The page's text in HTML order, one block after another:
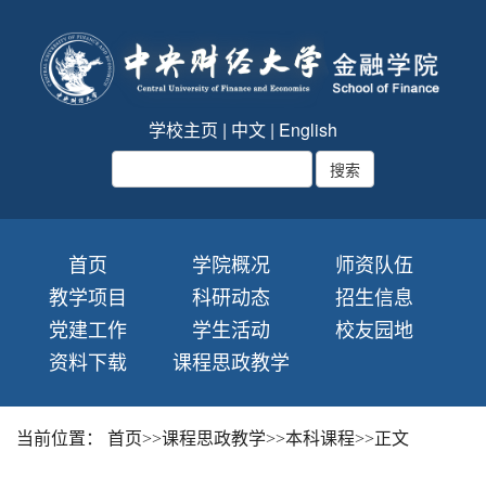
学校主页 | 中文 | English
首页 学院概况
师资队伍
教学项目
科研动态
招生信息
党建工作
学生活动
校友园地
资料下载
课程思政教学
当前位置： 首页>>课程思政教学>>本科课程>>正文